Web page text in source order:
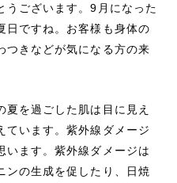
ございます。9月になった
ですね。お客様も身体の
つきなどが気になる方の来
を過ごした肌は目に見え
ています。紫外線ダメージ
ます。紫外線ダメージは
ンの生成を促したり、日焼